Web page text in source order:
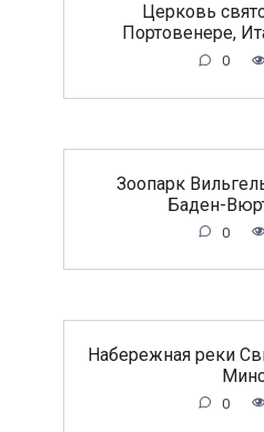
Церковь
Портовенере,
0
Зоопарк
Баден-
0
Набережная реки
0